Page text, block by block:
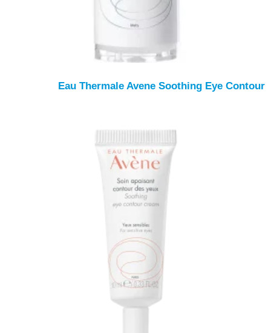
Eau Thermale Avene Soothing Eye Contour